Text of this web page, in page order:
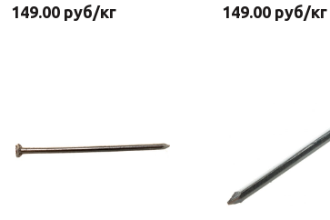
149.00 руб/кг 149.00руб/кг